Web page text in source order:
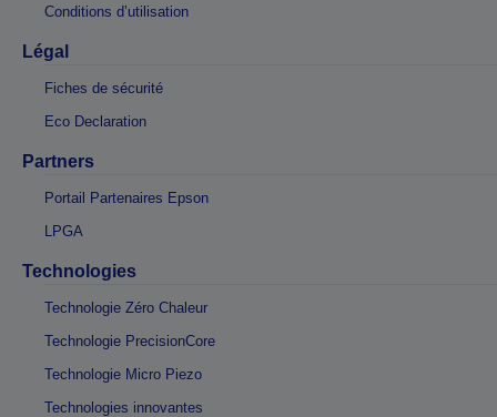
Conditions d’utilisation
Légal
Fiches de sécurité
Eco Declaration
Partners
Portail Partenaires Epson
LPGA
Technologies
Technologie Zéro Chaleur
Technologie PrecisionCore
Technologie Micro Piezo
Technologies innovantes